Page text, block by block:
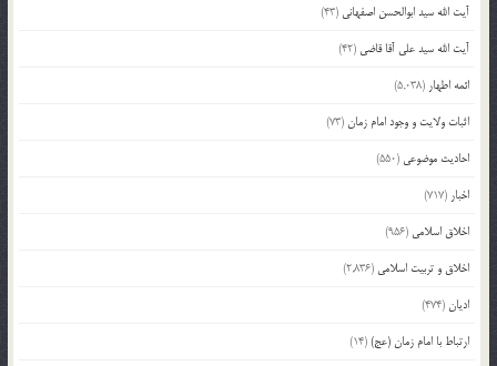
آیت الله سید ابوالحسن اصفهانی (43)
آیت الله سید علی آقا قاضی (42)
ائمه اطهار (5,038)
اثبات ولایت و وجود امام زمان(73)
احادیث موضوعی (550)
اخبار (717)
اخلاق اسلامی (956)
اخلاق و تربیت اسلامی (2,836)
ادیان(474)
ارتباط با امام زمان (عج)(14)